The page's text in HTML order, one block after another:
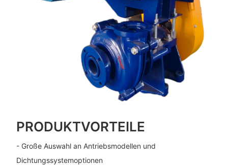
PRODUKTVORTEILE
- Große Auswahl an Antriebsmodellen und
Dichtungssystemoptionen